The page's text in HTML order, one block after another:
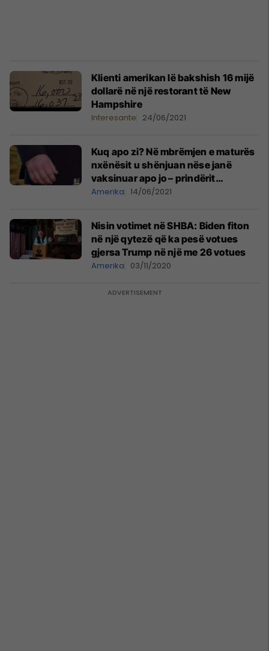
Klienti amerikan lë bakshish 16 mijë
dollarë në një restorant të New
Hampshire
Interesante 24/06/2021
Kuq apo zi? Në mbrëmjen e maturës
nxënësit u shënjuan nëse janë
vaksinuar apo jo – prindërit
amerikanë nervozohen me këtë
Amerika 14/06/2021
Nisin votimet në SHBA: Biden fiton
në një qytezë që ka pesë votues
gjersa Trump në një me 26 votues
Amerika 03/11/2020